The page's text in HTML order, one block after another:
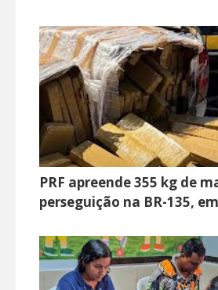
PRF apreende 355 kg de
perseguição na BR-135,